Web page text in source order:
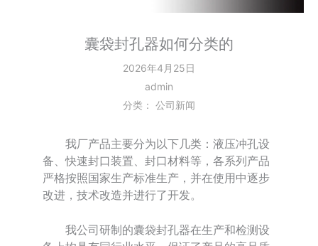
囊袋封孔器如何分类的
2026年4月25日
admin
分类： 公司新闻
我厂产品主要分为以下几类：液压冲孔设
备、快速封口装置、封口材料等，各系列产品
严格按照国家生产标准生产，并在使用中逐步
改进，技术改造并进行了开发。
我公司研制的囊袋封孔器在生产和检测设